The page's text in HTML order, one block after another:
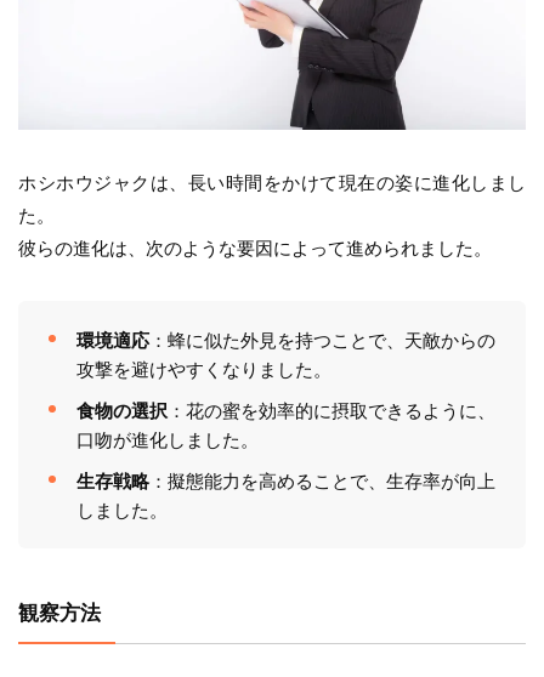
ホシホウジャクは、長い時間をかけて現在の姿に進化しまし
た。
彼らの進化は、次のような要因によって進められました。
環境適応：蜂に似た外見を持つことで、天敵からの
攻撃を避けやすくなりました。
食物の選択 ：花の蜜を効率的に摂取できるように、
口吻が進化しました。
生存戦略：擬態能力を高めることで、生存率が向上
しました。
観察方法